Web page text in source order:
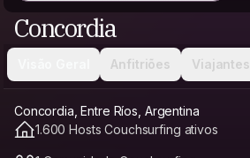
Concordia
Anfitriões Viajantes
Concordia, Entre Ríos, Argentina
1.600 Hosts Couchsurfing ativos